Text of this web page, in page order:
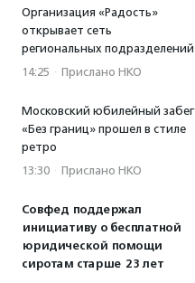
Организация «Радость»
открывает сеть
региональных подразделений
14:25 · Прислано НКО
Московский юбилейный забег
«Без границ» прошел в стиле
ретро
13:30 · Прислано НКО
Совфед поддержал
инициативу о бесплатной
юридической помощи
сиротам старше 23 лет